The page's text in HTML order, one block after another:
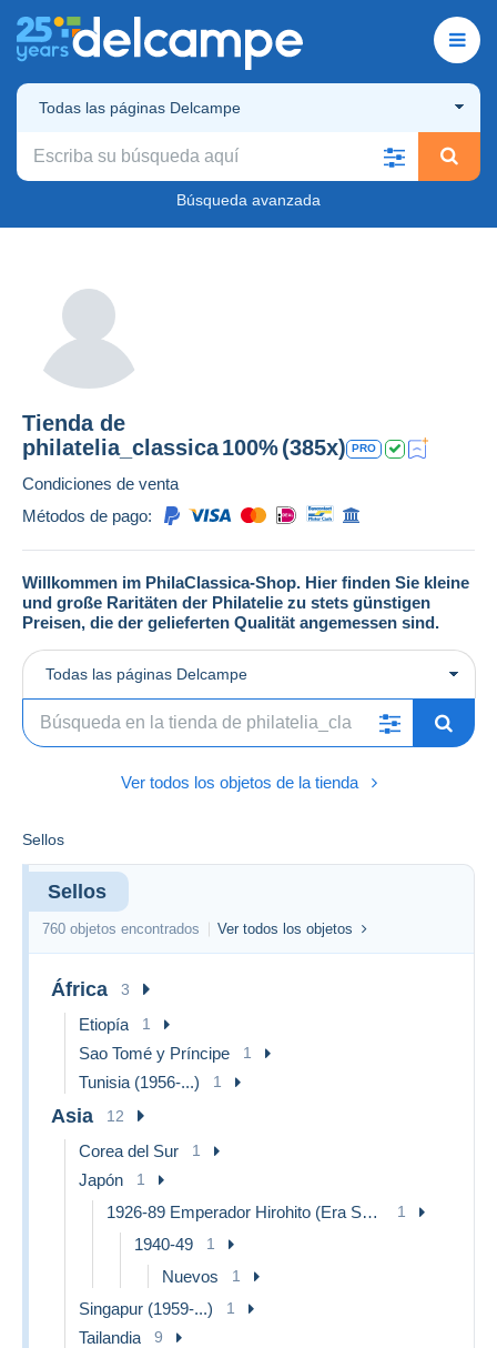
Todas las páginas Delcampe
Búsqueda avanzada
Tienda de
philatelia_classica100%(385x) PRO
Condiciones de venta
Métodos de pago:
Willkommen im PhilaClassica-Shop. Hier finden Sie kleine
und große Raritäten der Philatelie zu stets günstigen
Preisen, die der gelieferten Qualität angemessen sind.
Todas las páginas Delcampe
Ver todos los objetos de la tienda
Sellos
Sellos
760 objetos encontrados Ver todos los objetos
África 3
Etiopía 1
Sao Tomé y Príncipe 1
Tunisia (1956-...) 1
Asia 12
Corea del Sur 1
Japón 1
1926-89 Emperador Hirohito (Era Showa) 1
1940-49 1
Nuevos 1
Singapur (1959-...) 1
Tailandia 9